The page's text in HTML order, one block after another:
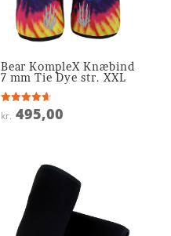
Bear KompleX Knæbind
7 mm Tie Dye str. XXL
Vurderet
4.6
kr. 495,00